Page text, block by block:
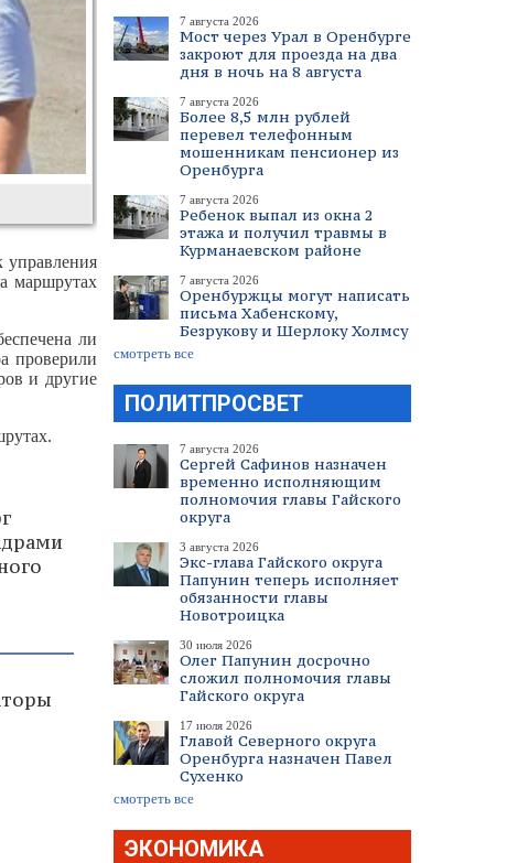
7 августа 2026
Мост через Урал в Оренбурге
закроют для проезда на два
дня в ночь на 8 августа
7 августа 2026
Более 8,5 млн рублей
перевел телефонным
мошенникам пенсионер из
Оренбурга
7 августа 2026
Ребенок выпал из окна 2
этажа и получил травмы в
Курманаевском районе
7 августа 2026
Оренбуржцы могут написать
письма Хабенскому,
Безрукову и Шерлоку Холмсу
смотреть все
ПОЛИТПРОСВЕТ
7 августа 2026
Сергей Сафинов назначен
временно исполняющим
полномочия главы Гайского
округа
3 августа 2026
Экс-глава Гайского округа
Папунин теперь исполняет
обязанности главы
Новотроицка
30 июля 2026
Олег Папунин досрочно
сложил полномочия главы
Гайского округа
17 июля 2026
Главой Северного округа
Оренбурга назначен Павел
Сухенко
смотреть все
ЭКОНОМИКА
управления
маршрутах
ли
проверили
и другие